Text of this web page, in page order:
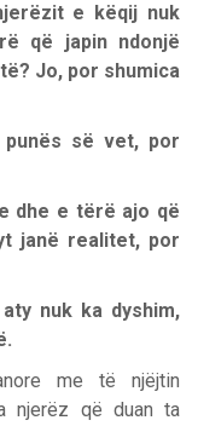
e këqij nuk
që japin ndonjë
Jo, por shumica
së vet, por
dhe e tërë ajo që
janë realitet, por
nuk ka dyshim,
me të njëjtin
njerëz që duan ta